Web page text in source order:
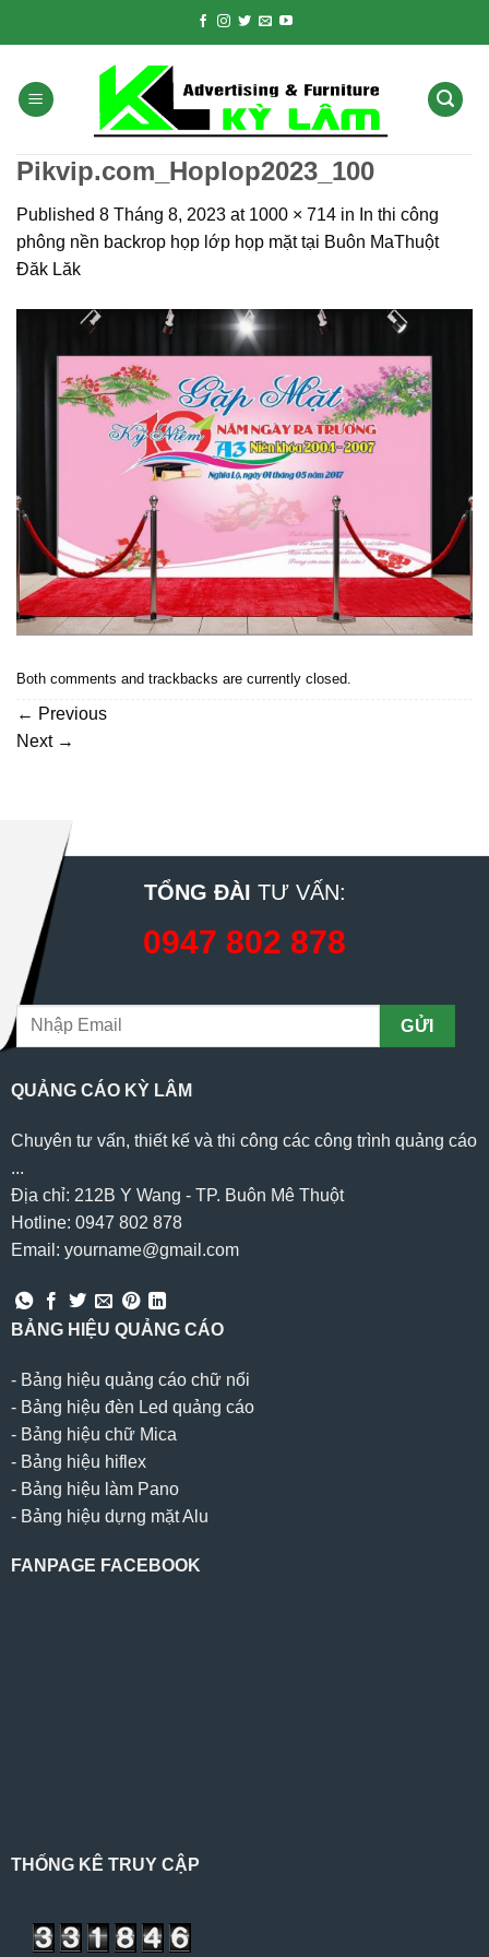
Pikvip.com_Hoplop2023_100
Published 8 Tháng 8, 2023 at 1000 × 714 in In thi công
phông nền backrop họp lớp họp mặt tại Buôn MaThuột
Đăk Lăk
Both comments and trackbacks are currently closed.
← Previous
Next →
TỔNG ĐÀI TƯ VẤN:
0947 802 878
QUẢNG CÁO KỲ LÂM
Chuyên tư vấn, thiết kế và thi công các công trình quảng cáo
...
Địa chỉ: 212B Y Wang - TP. Buôn Mê Thuột
Hotline: 0947 802 878
Email: yourname@gmail.com
BẢNG HIỆU QUẢNG CÁO
- Bảng hiệu quảng cáo chữ nổi
- Bảng hiệu đèn Led quảng cáo
- Bảng hiệu chữ Mica
- Bảng hiệu hiflex
- Bảng hiệu làm Pano
- Bảng hiệu dựng mặt Alu
FANPAGE FACEBOOK
THỐNG KÊ TRUY CẬP